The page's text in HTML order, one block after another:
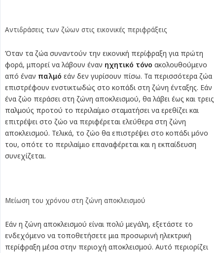
Αντιδράσεις των ζώων στις εικονικές περιφράξεις
Όταν τα ζώα συναντούν την εικονική περίφραξη για πρώτη
φορά, μπορεί να λάβουν έναν ηχητικό τόνο ακολουθούμενο
από έναν παλμό εάν δεν γυρίσουν πίσω. Τα περισσότερα ζώα
επιστρέφουν ενστικτωδώς στο κοπάδι στη ζώνη ένταξης. Εάν
ένα ζώο περάσει στη ζώνη αποκλεισμού, θα λάβει έως και τρεις
παλμούς προτού το περιλαίμιο σταματήσει να ερεθίζει και
επιτρέψει στο ζώο να περιφέρεται ελεύθερα στη ζώνη
αποκλεισμού. Τελικά, το ζώο θα επιστρέψει στο κοπάδι μόνο
του, οπότε το περιλαίμιο επαναφέρεται και η εκπαίδευση
συνεχίζεται.
Μείωση του χρόνου στη ζώνη αποκλεισμού
Εάν η ζώνη αποκλεισμού είναι πολύ μεγάλη, εξετάστε το
ενδεχόμενο να τοποθετήσετε μια προσωρινή ηλεκτρική
περίφραξη μέσα στην περιοχή αποκλεισμού. Αυτό περιορίζει